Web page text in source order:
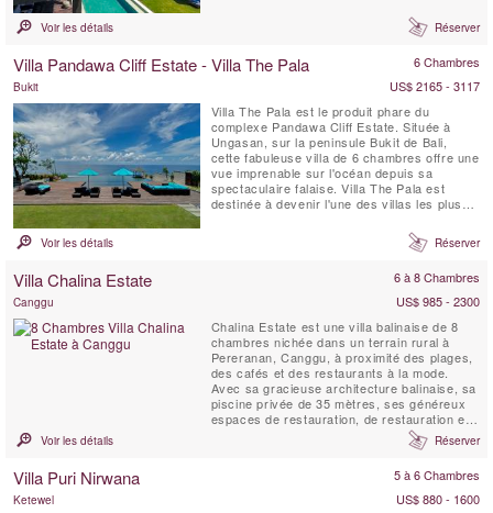
divertissante avec terrasses et terrasses
couvertes, un spa avec bassin profond, de
de tennis en bord de mer flanquent...
Voir les détails Réserver
Villa Pandawa Cliff Estate - Villa The Pala 6 Chambres
Bukit
US$ 2165 - 3117
Villa The Pala est le produit phare du
complexe Pandawa Cliff Estate. Située à
Ungasan, sur la peninsule Bukit de Bali,
cette fabuleuse villa de 6 chambres offre une
vue imprenable sur l'océan depuis sa
spectaculaire falaise. Villa The Pala est
destinée à devenir l'une des villas les plus
un mariage grandiose, ou pour un séjour en
famille, ou encore comme un refuge
Voir les détails Réserver
Villa Chalina Estate 6 à 8 Chambres
Canggu
US$ 985 - 2300
Chalina Estate est une villa balinaise de 8
chambres nichée dans un terrain rural à
Pereranan, Canggu, à proximité des plages,
des cafés et des restaurants à la mode.
Avec sa gracieuse architecture balinaise, sa
piscine privée de 35 mètres, ses généreux
espaces de restauration, de restauration et
de divertissement, son personnel et son chef
à temps plein, sa proximité avec les points
paysagers, le domaine est l'une des villas
Voir les détails Réserver
Villa Puri Nirwana 5 à 6 Chambres
Ketewel
US$ 880 - 1600